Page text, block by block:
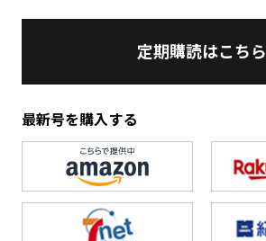
定期購読はこちら
最新号を購入する